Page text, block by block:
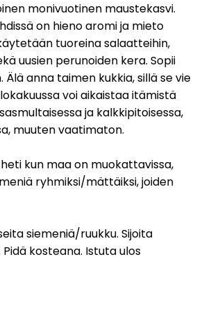
monivuotinen maustekasvi.
on hieno aromi ja mieto
tuoreina salaatteihin,
uusien perunoiden kera. Sopii
anna taimen kukkia, sillä se vie
voi aikaistaa itämistä
ja kalkkipitoisessa,
muuten vaatimaton.
heti kun maa on muokattavissa,
ryhmiksi/mättäiksi, joiden
siemeniä/ruukku. Sijoita
kosteana. Istuta ulos